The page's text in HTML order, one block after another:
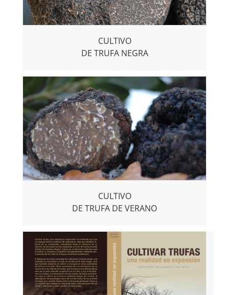
CULTIVO
DE TRUFA NEGRA
CULTIVO
DE TRUFA DE VERANO